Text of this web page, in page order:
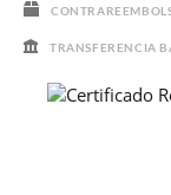
TRANSFERENCIA